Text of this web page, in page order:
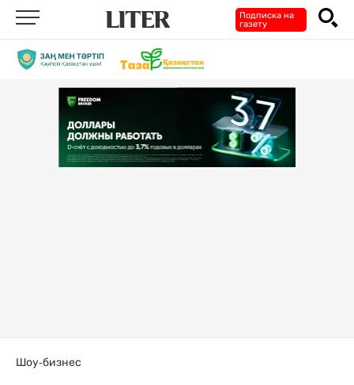
Подписка на
газету
Шоу-бизнес